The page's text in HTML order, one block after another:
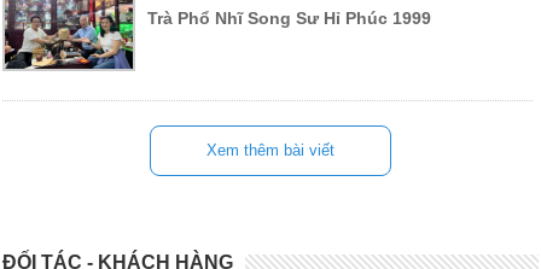
Trà Phổ Nhĩ Song Sư Hỉ Phúc 1999
Xem thêm bài viết
ĐỐI TÁC - KHÁCH HÀNG